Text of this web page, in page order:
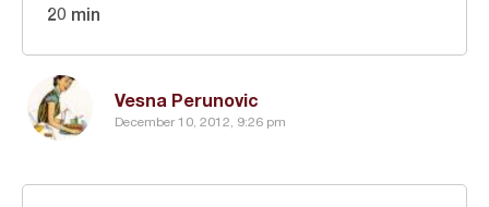
Vesna Perunovic
December 10, 2012, 9:26 pm
20 min